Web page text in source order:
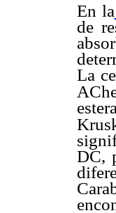
En la
de
La
DC,